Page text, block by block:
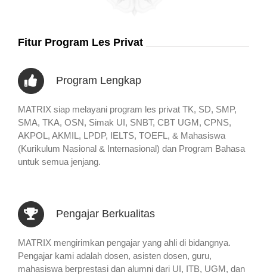
Fitur Program Les Privat
Program Lengkap
MATRIX siap melayani program les privat TK, SD, SMP,
SMA, TKA, OSN, Simak UI, SNBT, CBT UGM, CPNS,
AKPOL, AKMIL, LPDP, IELTS, TOEFL, & Mahasiswa
(Kurikulum Nasional & Internasional) dan Program Bahasa
untuk semua jenjang.
Pengajar Berkualitas
MATRIX mengirimkan pengajar yang ahli di bidangnya.
Pengajar kami adalah dosen, asisten dosen, guru,
mahasiswa berprestasi dan alumni dari UI, ITB, UGM, dan